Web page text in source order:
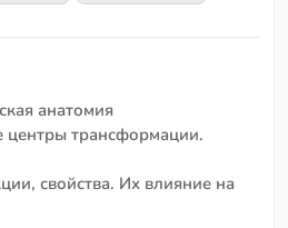
анатомия
центры трансформации.
свойства. Их влияние на